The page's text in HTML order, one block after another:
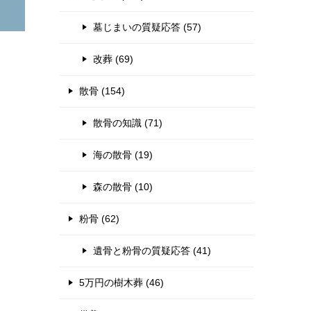
墓じまいの質疑応答 (57)
改葬 (69)
散骨 (154)
散骨の知識 (71)
海の散骨 (19)
森の散骨 (10)
粉骨 (62)
遺骨と粉骨の質疑応答 (41)
5万円の樹木葬 (46)